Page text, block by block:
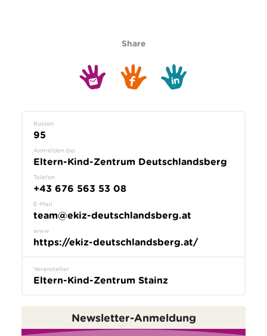
Share
Kosten
95
Anmelden bei
Eltern-Kind-Zentrum Deutschlandsberg
Telefon
+43 676 563 53 08
E-Mail
team@ekiz-deutschlandsberg.at
www
https://ekiz-deutschlandsberg.at/
Veranstalter
Eltern-Kind-Zentrum Stainz
Newsletter-Anmeldung